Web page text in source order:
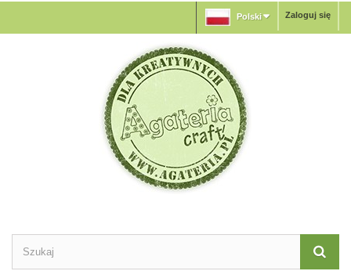
Zaloguj się
Polski